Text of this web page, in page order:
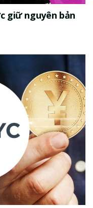
giữ nguyên bản